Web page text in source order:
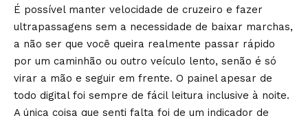
É possível manter velocidade de cruzeiro e fazer
ultrapassagens sem a necessidade de baixar marchas,
a não ser que você queira realmente passar rápido
por um caminhão ou outro veículo lento, senão é só
virar a mão e seguir em frente. O painel apesar de
todo digital foi sempre de fácil leitura inclusive à noite.
A única coisa que senti falta foi de um indicador de